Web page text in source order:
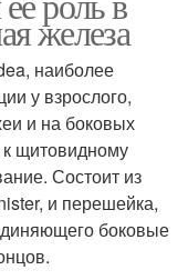
железа
наиболее
у взрослого,
и на боковых
к щитовидному
Состоит из
и перешейка,
боковые